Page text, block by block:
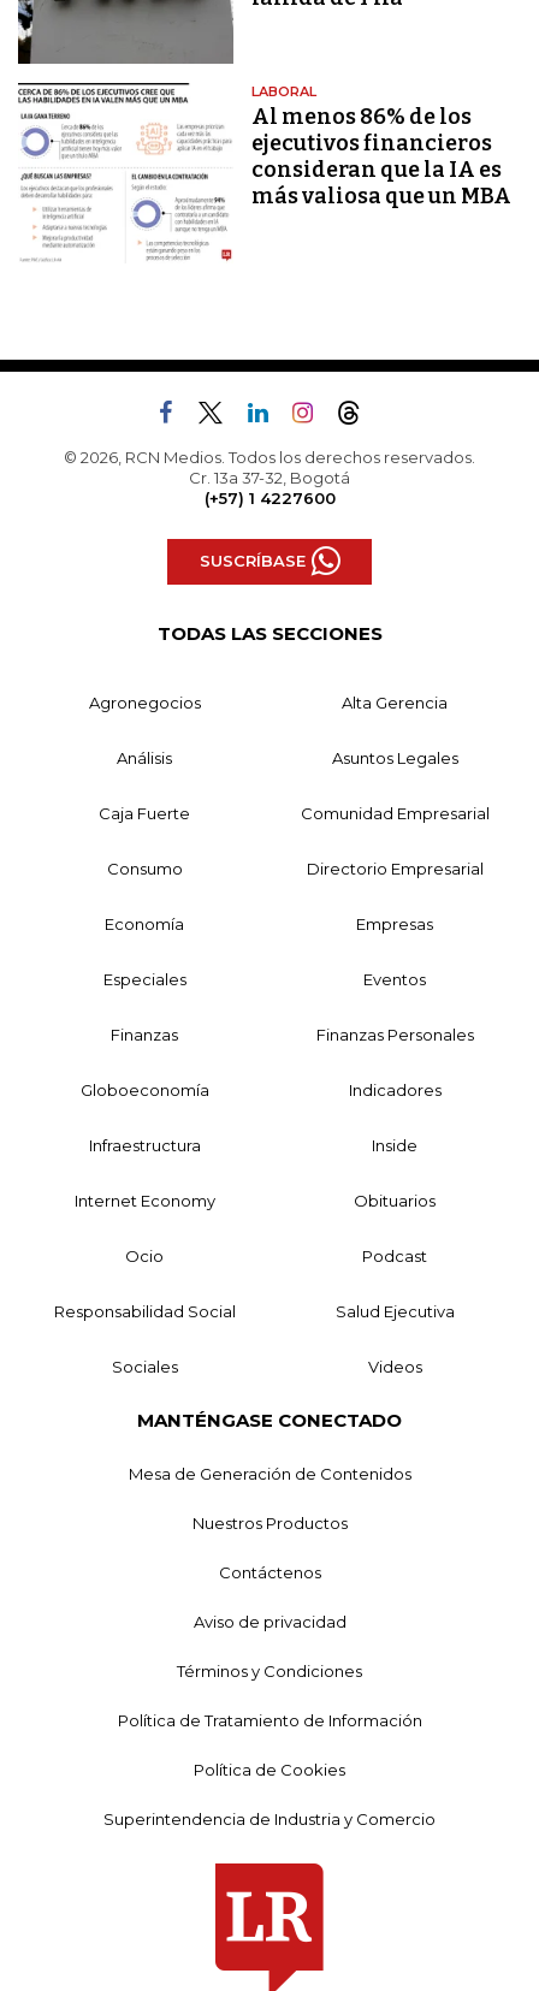
LABORAL
Al menos 86% de los
ejecutivos financieros
consideran que la IA es
más valiosa que un MBA
© 2026, RCN Medios. Todos los derechos reservados.
Cr. 13a 37-32, Bogotá
(+57) 1 4227600
SUSCRÍBASE
TODAS LAS SECCIONES
Agronegocios Alta Gerencia
Análisis Asuntos Legales
Caja Fuerte Comunidad Empresarial
Consumo Directorio Empresarial
Economía Empresas
Especiales Eventos
Finanzas Finanzas Personales
Globoeconomía Indicadores
Infraestructura Inside
Internet Economy Obituarios
Ocio Podcast
Responsabilidad Social Salud Ejecutiva
Sociales Videos
MANTÉNGASE CONECTADO
Mesa de Generación de Contenidos
Nuestros Productos
Contáctenos
Aviso de privacidad
Términos y Condiciones
Política de Tratamiento de Información
Política de Cookies
Superintendencia de Industria y Comercio